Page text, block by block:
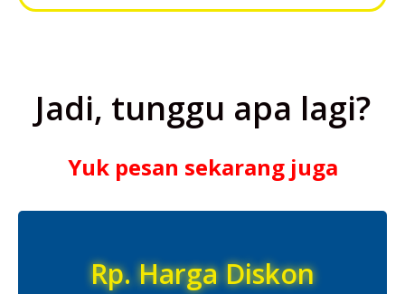
Jadi, tunggu apa lagi?
Yuk pesan sekarang juga
Rp. Harga Diskon